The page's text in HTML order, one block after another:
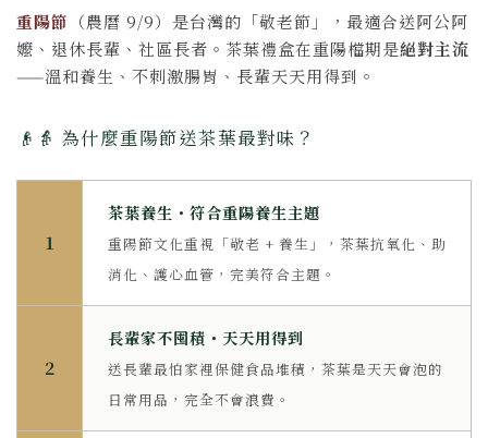
重陽節 （農曆 9/9）是台灣的「敬老節」，最適合送阿公阿
嬤、退休長輩、社區長者。茶葉禮盒在重陽檔期是絕對主流
——溫和養生、不刺激腸胃、長輩天天用得到。
👴👵 為什麼重陽節送茶葉最對味？
1
茶葉養生・符合重陽養生主題
重陽節文化重視「敬老 + 養生」，茶葉抗氧化、助
消化、護心血管，完美符合主題。
2
長輩家不囤積・天天用得到
送長輩最怕家裡保健食品堆積，茶葉是天天會泡的
日常用品，完全不會浪費。